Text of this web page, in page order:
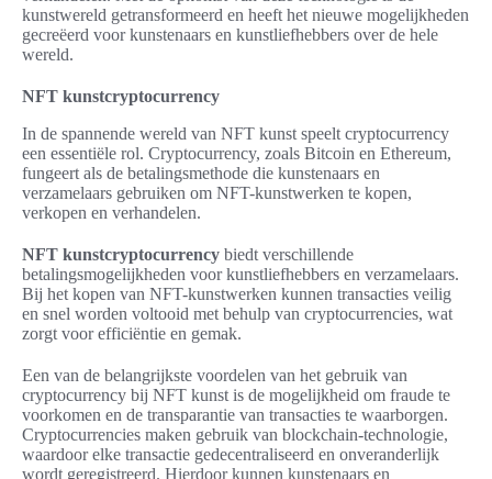
kunstwereld getransformeerd en heeft het nieuwe mogelijkheden
gecreëerd voor kunstenaars en kunstliefhebbers over de hele
wereld.
NFT kunstcryptocurrency
In de spannende wereld van NFT kunst speelt cryptocurrency
een essentiële rol. Cryptocurrency, zoals Bitcoin en Ethereum,
fungeert als de betalingsmethode die kunstenaars en
verzamelaars gebruiken om NFT-kunstwerken te kopen,
verkopen en verhandelen.
NFT kunstcryptocurrency biedt verschillende
betalingsmogelijkheden voor kunstliefhebbers en verzamelaars.
Bij het kopen van NFT-kunstwerken kunnen transacties veilig
en snel worden voltooid met behulp van cryptocurrencies, wat
zorgt voor efficiëntie en gemak.
Een van de belangrijkste voordelen van het gebruik van
cryptocurrency bij NFT kunst is de mogelijkheid om fraude te
voorkomen en de transparantie van transacties te waarborgen.
Cryptocurrencies maken gebruik van blockchain-technologie,
waardoor elke transactie gedecentraliseerd en onveranderlijk
wordt geregistreerd. Hierdoor kunnen kunstenaars en